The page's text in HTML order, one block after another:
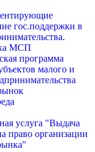
гос.поддержки в
МСП
программа
малого и
услуга "Выдача
право организации